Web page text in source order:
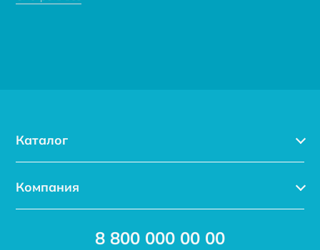
Каталог
Услуги
Компания
8 800 000 00 00